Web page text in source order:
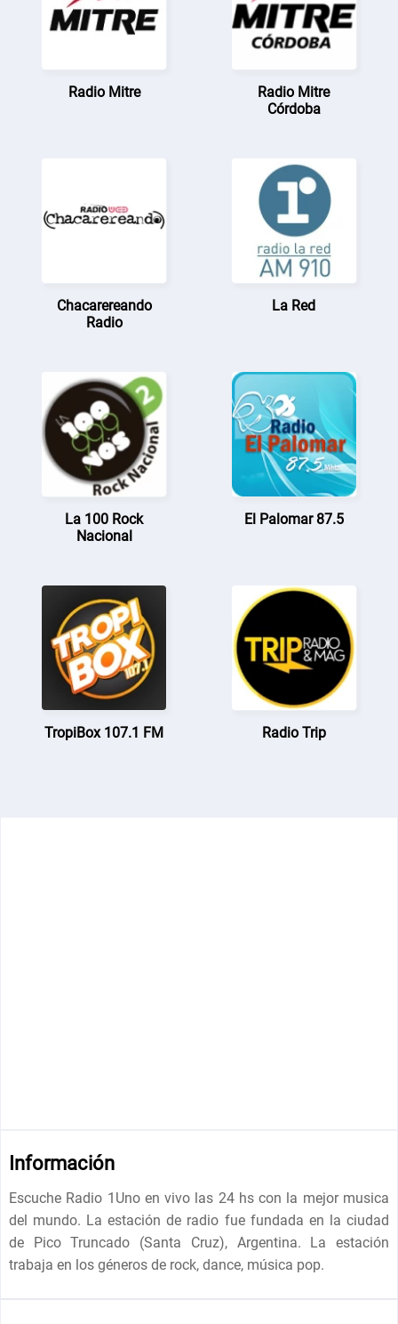
Radio Mitre
Radio Mitre
Córdoba
Chacarereando
Radio
La Red
La 100 Rock
Nacional
El Palomar 87.5
TropiBox 107.1 FM Radio Trip
Información
Escuche Radio 1Uno en vivo las 24 hs con la mejor musica
del mundo. La estación de radio fue fundada en la ciudad
de Pico Truncado (Santa Cruz), Argentina. La estación
trabaja en los géneros de rock, dance, música pop.